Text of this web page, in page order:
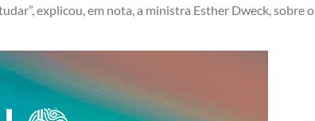
explicou, em nota, a ministra Esther Dweck, sobre o